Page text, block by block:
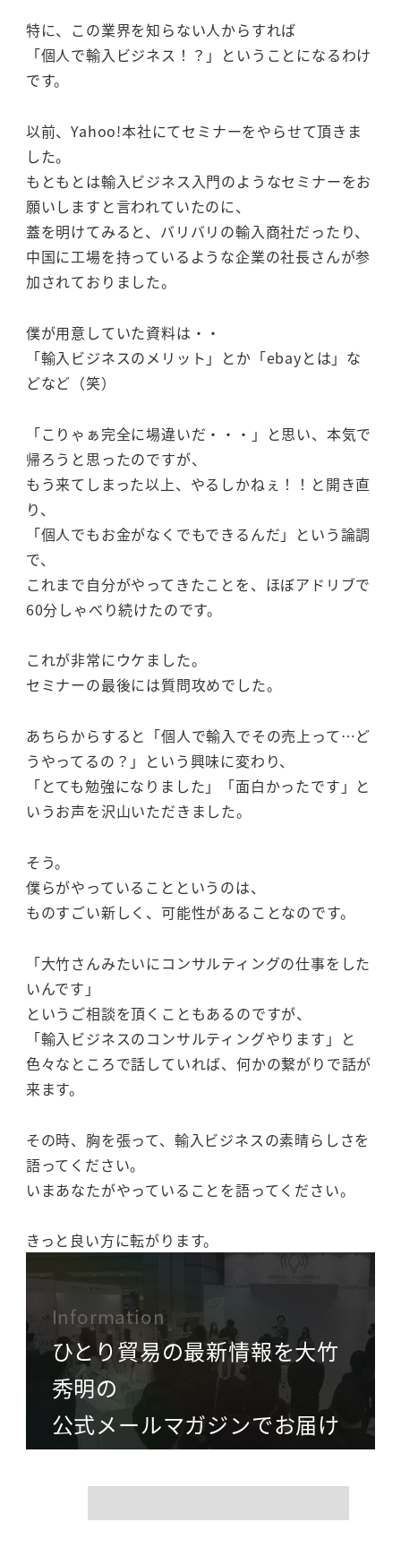
特に、この業界を知らない人からすれば
「個人で輸入ビジネス！？」ということになるわけ
です。
以前、Yahoo!本社にてセミナーをやらせて頂きま
した。
もともとは輸入ビジネス入門のようなセミナーをお
願いしますと言われていたのに、
蓋を明けてみると、バリバリの輸入商社だったり、
中国に工場を持っているような企業の社長さんが参
加されておりました。
僕が用意していた資料は・・
「輸入ビジネスのメリット」とか「ebayとは」な
どなど（笑）
「こりゃぁ完全に場違いだ・・・」と思い、本気で
帰ろうと思ったのですが、
もう来てしまった以上、やるしかねぇ！！と開き直
り、
「個人でもお金がなくでもできるんだ」という論調
で、
これまで自分がやってきたことを、ほぼアドリブで
60分しゃべり続けたのです。
これが非常にウケました。
セミナーの最後には質問攻めでした。
あちらからすると「個人で輸入でその売上って…ど
うやってるの？」という興味に変わり、
「とても勉強になりました」「面白かったです」と
いうお声を沢山いただきました。
そう。
僕らがやっていることというのは、
ものすごい新しく、可能性があることなのです。
「大竹さんみたいにコンサルティングの仕事をした
いんです」
というご相談を頂くこともあるのですが、
「輸入ビジネスのコンサルティングやります」と
色々なところで話していれば、何かの繋がりで話が
来ます。
その時、胸を張って、輸入ビジネスの素晴らしさを
語ってください。
いまあなたがやっていることを語ってください。
きっと良い方に転がります。
Information
ひとり貿易の最新情報を大竹
秀明の
公式メールマガジンでお届け